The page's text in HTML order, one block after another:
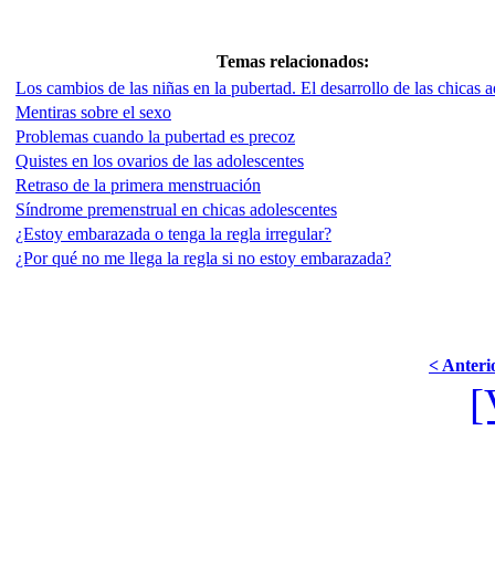
Temas relacionados:
Los cambios de las niñas en la pubertad. El desarrollo de las chicas
Mentiras sobre el sexo
Problemas cuando la pubertad es precoz
Quistes en los ovarios de las adolescentes
Retraso de la primera menstruación
Síndrome premenstrual en chicas adolescentes
¿Estoy embarazada o tenga la regla irregular?
¿Por qué no me llega la regla si no estoy embarazada?
<